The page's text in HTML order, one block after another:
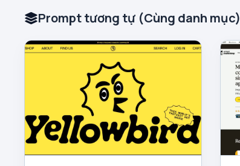
Prompt tương tự (Cùng danh mục)